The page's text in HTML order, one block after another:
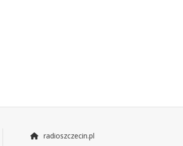
radioszczecin.pl